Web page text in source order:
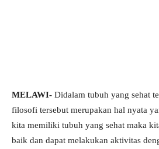
MELAWI- Didalam tubuh yang sehat
filosofi tersebut merupakan hal nyata
kita memiliki tubuh yang sehat maka
baik dan dapat melakukan aktivitas